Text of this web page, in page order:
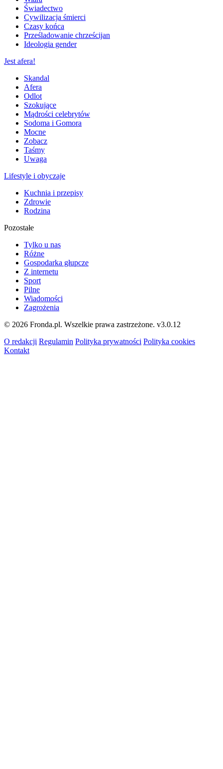
Świadectwo
Cywilizacja śmierci
Czasy końca
Prześladowanie chrześcijan
Ideologia gender
Jest afera!
Skandal
Afera
Odlot
Szokujące
Mądrości celebrytów
Sodoma i Gomora
Mocne
Zobacz
Taśmy
Uwaga
Lifestyle i obyczaje
Kuchnia i przepisy
Zdrowie
Rodzina
Pozostałe
Tylko u nas
Różne
Gospodarka głupcze
Z internetu
Sport
Pilne
Wiadomości
Zagrożenia
© 2026 Fronda.pl. Wszelkie prawa zastrzeżone. v3.0.12
O redakcji Regulamin Polityka prywatności Polityka cookies
Kontakt